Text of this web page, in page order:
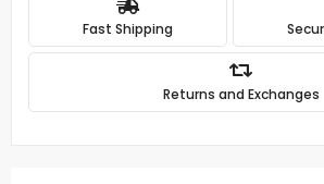
Fast Shipping
Returns and Exchanges